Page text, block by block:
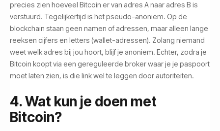
precies zien hoeveel Bitcoin er van adres A naar adres B is
verstuurd. Tegelijkertijd is het pseudo-anoniem. Op de
blockchain staan geen namen of adressen, maar alleen lange
reeksen cijfers en letters (wallet-adressen). Zolang niemand
weet welk adres bij jou hoort, blijf je anoniem. Echter, zodra je
Bitcoin koopt via een gereguleerde broker waar je je paspoort
moet laten zien, is die link wel te leggen door autoriteiten.
4. Wat kun je doen met
Bitcoin?